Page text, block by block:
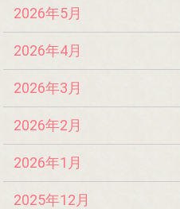
2026年5月
2026年4月
2026年3月
2026年2月
2026年1月
2025年12月